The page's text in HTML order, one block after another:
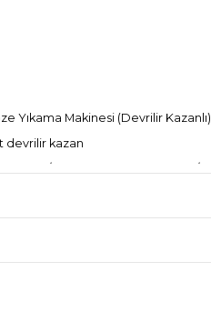
Yıkama Makinesi (Devrilir Kazanlı)
devrilir kazan
Hz AC 380/400V 3N